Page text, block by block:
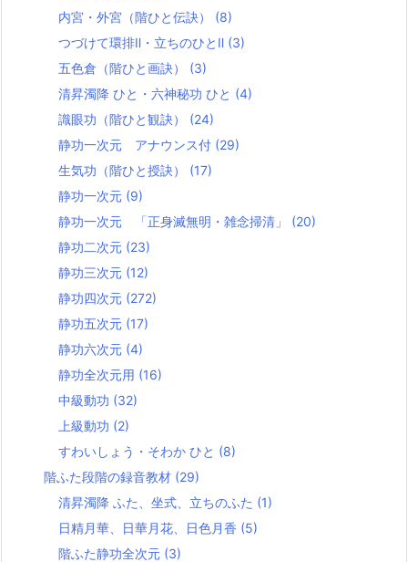
内宮・外宮（階ひと伝訣） (8)
つづけて環排Ⅱ・立ちのひとⅡ (3)
五色倉（階ひと画訣） (3)
清昇濁降 ひと・六神秘功 ひと (4)
識眼功（階ひと観訣） (24)
静功一次元 アナウンス付 (29)
生気功（階ひと授訣） (17)
静功一次元 (9)
静功一次元 「正身滅無明・雑念掃清」 (20)
静功二次元 (23)
静功三次元 (12)
静功四次元 (272)
静功五次元 (17)
静功六次元 (4)
静功全次元用 (16)
中級動功 (32)
上級動功 (2)
すわいしょう・そわか ひと (8)
階ふた段階の録音教材 (29)
清昇濁降 ふた、坐式、立ちのふた (1)
日精月華、日華月花、日色月香 (5)
階ふた静功全次元 (3)